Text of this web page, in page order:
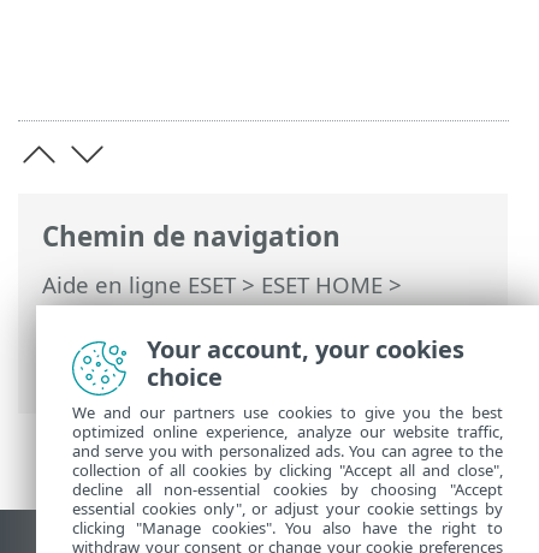
Chemin de navigation
Aide en ligne ESET>ESET HOME>
Travailler avec ESET HOME>Membres>
Fonctionnalités ESET attribuées à un
membre
> Protection antivirus
Your account, your cookies
choice
We and our partners use cookies to give you the best
optimized online experience, analyze our website traffic,
and serve you with personalized ads. You can agree to the
collection of all cookies by clicking "Accept all and close",
decline all non-essential cookies by choosing "Accept
essential cookies only", or adjust your cookie settings by
clicking "Manage cookies". You also have the right to
withdraw your consent or change your cookie preferences